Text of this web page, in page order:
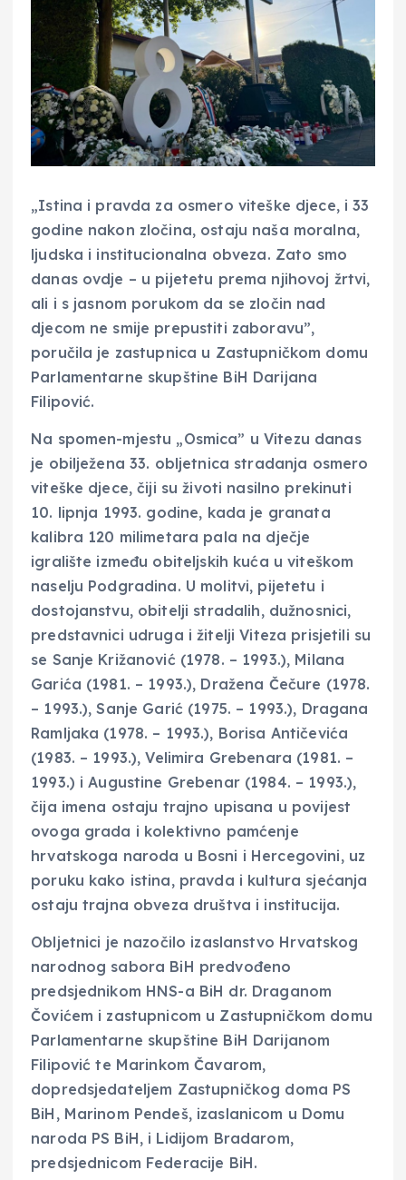
„Istina i pravda za osmero viteške djece, i 33
godine nakon zločina, ostaju naša moralna,
ljudska i institucionalna obveza. Zato smo
danas ovdje – u pijetetu prema njihovoj žrtvi,
ali i s jasnom porukom da se zločin nad
djecom ne smije prepustiti zaboravu”,
poručila je zastupnica u Zastupničkom domu
Parlamentarne skupštine BiH Darijana
Filipović.
Na spomen-mjestu „Osmica” u Vitezu danas
je obilježena 33. obljetnica stradanja osmero
viteške djece, čiji su životi nasilno prekinuti
10. lipnja 1993. godine, kada je granata
kalibra 120 milimetara pala na dječje
igralište između obiteljskih kuća u viteškom
naselju Podgradina. U molitvi, pijetetu i
dostojanstvu, obitelji stradalih, dužnosnici,
predstavnici udruga i žitelji Viteza prisjetili su
se Sanje Križanović (1978. – 1993.), Milana
Garića (1981. – 1993.), Dražena Čečure (1978.
– 1993.), Sanje Garić (1975. – 1993.), Dragana
Ramljaka (1978. – 1993.), Borisa Antičevića
(1983. – 1993.), Velimira Grebenara (1981. –
1993.) i Augustine Grebenar (1984. – 1993.),
čija imena ostaju trajno upisana u povijest
ovoga grada i kolektivno pamćenje
hrvatskoga naroda u Bosni i Hercegovini, uz
poruku kako istina, pravda i kultura sjećanja
ostaju trajna obveza društva i institucija.
Obljetnici je nazočilo izaslanstvo Hrvatskog
narodnog sabora BiH predvođeno
predsjednikom HNS-a BiH dr. Draganom
Čovićem i zastupnicom u Zastupničkom domu
Parlamentarne skupštine BiH Darijanom
Filipović te Marinkom Čavarom,
dopredsjedateljem Zastupničkog doma PS
BiH, Marinom Pendeš, izaslanicom u Domu
naroda PS BiH, i Lidijom Bradarom,
predsjednicom Federacije BiH.